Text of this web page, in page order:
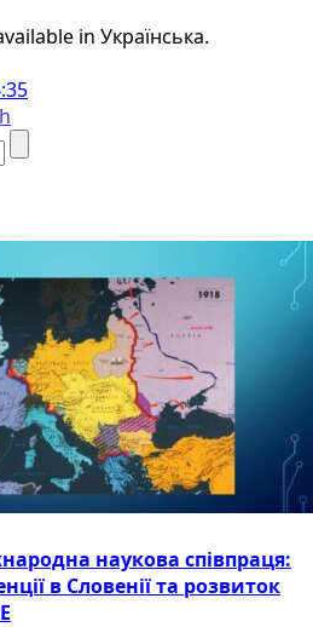
in Українська.
наукова співпраця:
в Словенії та розвиток